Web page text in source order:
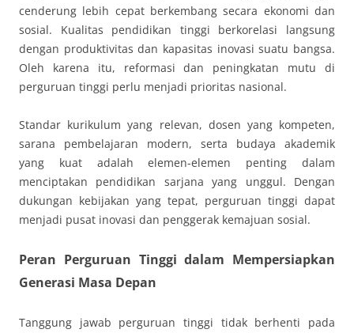
cenderung lebih cepat berkembang secara ekonomi dan
sosial. Kualitas pendidikan tinggi berkorelasi langsung
dengan produktivitas dan kapasitas inovasi suatu bangsa.
Oleh karena itu, reformasi dan peningkatan mutu di
perguruan tinggi perlu menjadi prioritas nasional.
Standar kurikulum yang relevan, dosen yang kompeten,
sarana pembelajaran modern, serta budaya akademik
yang kuat adalah elemen-elemen penting dalam
menciptakan pendidikan sarjana yang unggul. Dengan
dukungan kebijakan yang tepat, perguruan tinggi dapat
menjadi pusat inovasi dan penggerak kemajuan sosial.
Peran Perguruan Tinggi dalam Mempersiapkan
Generasi Masa Depan
Tanggung jawab perguruan tinggi tidak berhenti pada